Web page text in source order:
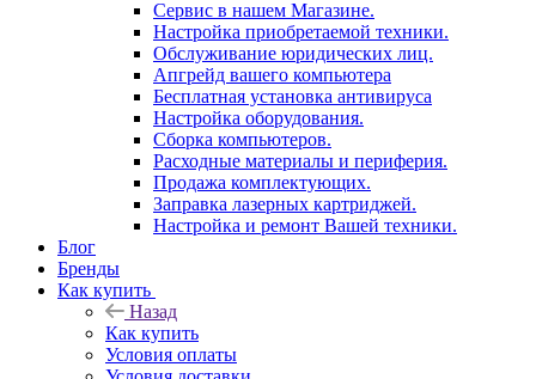
Сервис в нашем Магазине.
Настройка приобретаемой техники.
Обслуживание юридических лиц.
Апгрейд вашего компьютера
Бесплатная установка антивируса
Настройка оборудования.
Сборка компьютеров.
Расходные материалы и периферия.
Продажа комплектующих.
Заправка лазерных картриджей.
Настройка и ремонт Вашей техники.
Блог
Бренды
Как купить
Назад
Как купить
Условия оплаты